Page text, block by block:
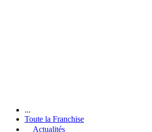
...
Toute la Franchise
Actualités